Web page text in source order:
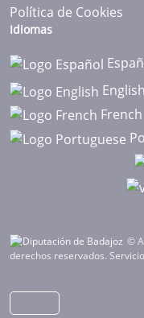
Política de Cookies
Idiomas
English
French
©
derechos reservados.